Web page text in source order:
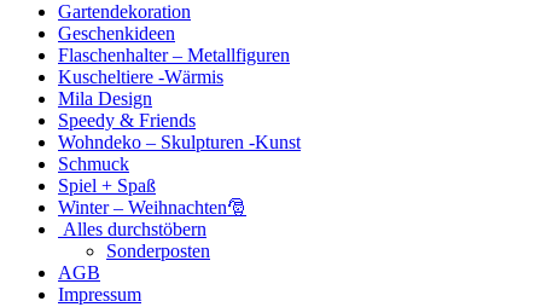
Gartendekoration
Geschenkideen
Flaschenhalter – Metallfiguren
Kuscheltiere -Wärmis
Mila Design
Speedy & Friends
Wohndeko – Skulpturen -Kunst
Schmuck
Spiel + Spaß
Winter – Weihnachten🎅
Alles durchstöbern
Sonderposten
AGB
Impressum